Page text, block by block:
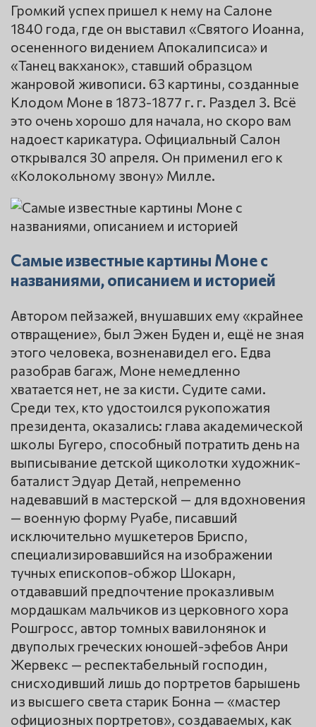
Громкий успех пришел к нему на Салоне
1840 года, где он выставил «Святого Иоанна,
осененного видением Апокалипсиса» и
«Танец вакханок», ставший образцом
жанровой живописи. 63 картины, созданные
Клодом Моне в 1873-1877 г. г. Раздел 3. Всё
это очень хорошо для начала, но скоро вам
надоест карикатура. Официальный Салон
открывался 30 апреля. Он применил его к
«Колокольному звону» Милле.
Самые известные картины Моне с
названиями, описанием и историей
Автором пейзажей, внушавших ему «крайнее
отвращение», был Эжен Буден и, ещё не зная
этого человека, возненавидел его. Едва
разобрав багаж, Моне немедленно
хватается нет, не за кисти. Судите сами.
Среди тех, кто удостоился рукопожатия
президента, оказались: глава академической
школы Бугеро, способный потратить день на
выписывание детской щиколотки художник-
баталист Эдуар Детай, непременно
надевавший в мастерской — для вдохновения
— военную форму Руабе, писавший
исключительно мушкетеров Бриспо,
специализировавшийся на изображении
тучных епископов-обжор Шокарн,
отдававший предпочтение проказливым
мордашкам мальчиков из церковного хора
Рошгросс, автор томных вавилонянок и
двуполых греческих юношей-эфебов Анри
Жервекс — респектабельный господин,
снисходивший лишь до портретов барышень
из высшего света старик Бонна — «мастер
официозных портретов», создаваемых, как